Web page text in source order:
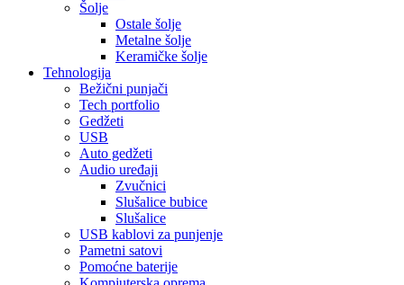
Šolje
Ostale šolje
Metalne šolje
Keramičke šolje
Tehnologija
Bežični punjači
Tech portfolio
Gedžeti
USB
Auto gedžeti
Audio uređaji
Zvučnici
Slušalice bubice
Slušalice
USB kablovi za punjenje
Pametni satovi
Pomoćne baterije